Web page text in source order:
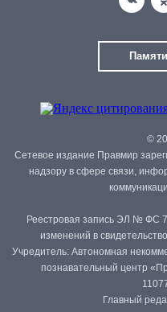
©
Сетевое издание Правмир
надзору в сфере связи,
Реестровая запись ЭЛ № ФС
изменений в
Учредитель: Автономная
познавательный центр
Главный